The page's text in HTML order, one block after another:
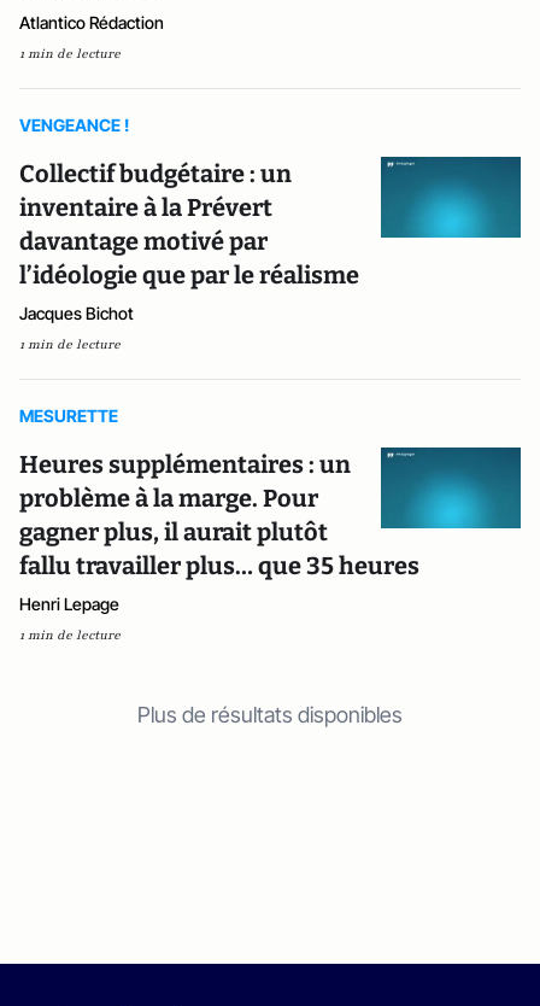
Atlantico Rédaction
1 min de lecture
VENGEANCE !
Collectif budgétaire : un
inventaire à la Prévert
davantage motivé par
l’idéologie que par le réalisme
Jacques Bichot
1 min de lecture
MESURETTE
Heures supplémentaires : un
problème à la marge. Pour
gagner plus, il aurait plutôt
fallu travailler plus… que 35 heures
Henri Lepage
1 min de lecture
Plus de résultats disponibles